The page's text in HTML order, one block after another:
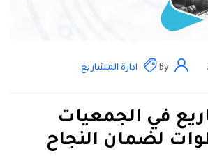
By ادارة المشاريع
في الجمعيات
لضمان النجاح